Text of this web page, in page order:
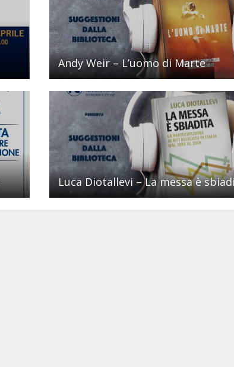
Andy Weir – L’uomo di Marte
Luca Diotallevi – La messa è